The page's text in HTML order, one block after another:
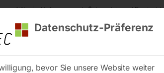
Lieferung nach Österreich und
Datenschutz-Präferenz
bevor Sie unsere Website weiter